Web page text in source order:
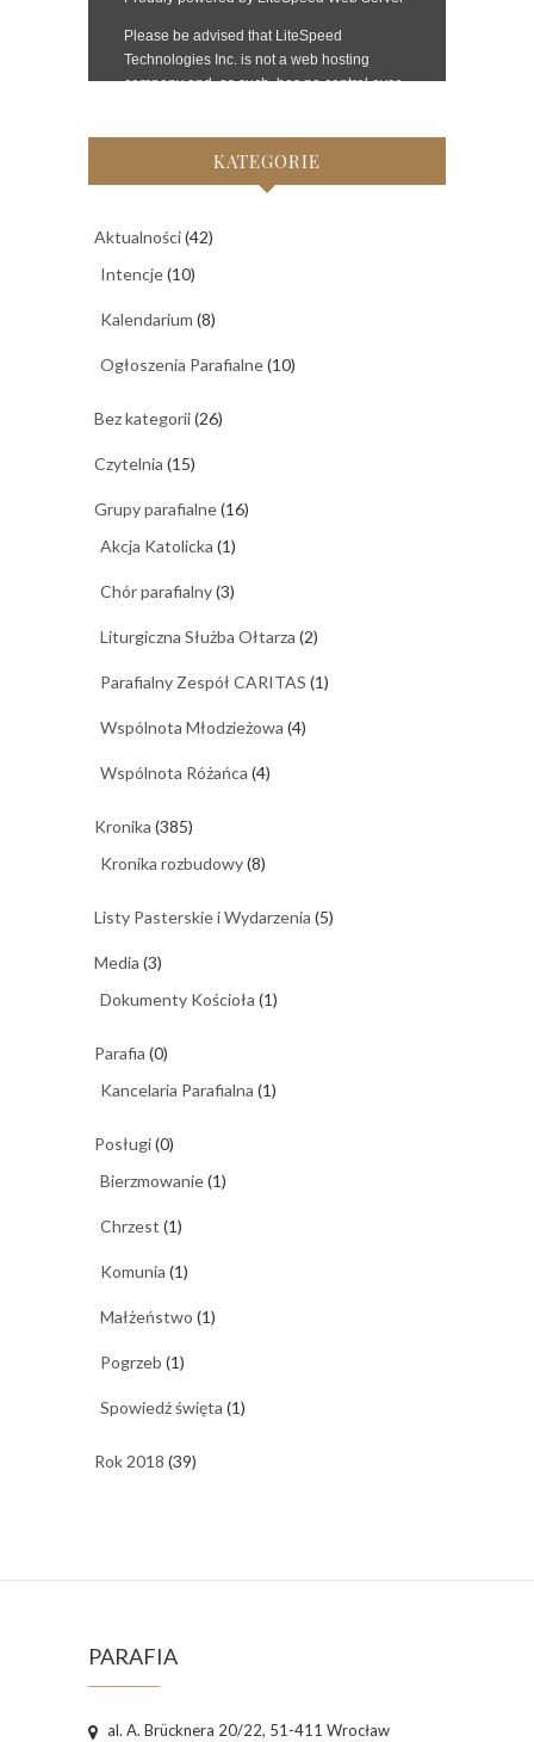
KATEGORIE
Aktualności(42)
Intencje(10)
Kalendarium (8)
Ogłoszenia Parafialne(10)
Bez kategorii(26)
Czytelnia (15)
Grupy parafialne(16)
Akcja Katolicka (1)
Chór parafialny(3)
Liturgiczna Służba Ołtarza (2)
Parafialny Zespół CARITAS (1)
Wspólnota Młodzieżowa (4)
Wspólnota Różańca (4)
Kronika (385)
Kronika rozbudowy(8)
Listy Pasterskie i Wydarzenia (5)
Media (3)
Dokumenty Kościoła (1)
Parafia (0)
Kancelaria Parafialna (1)
Posługi(0)
Bierzmowanie(1)
Chrzest (1)
Komunia (1)
Małżeństwo (1)
Pogrzeb (1)
Spowiedź święta (1)
Rok 2018 (39)
PARAFIA
al. A. Brücknera 20/22, 51-411 Wrocław